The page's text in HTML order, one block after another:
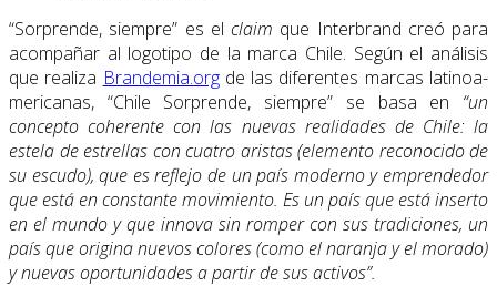
“Sorprende, siempre” es el claim que Interbrand creó para
acompañar al logotipo de la marca Chile. Según el análisis
que realiza Brandemia.orgde las diferentes marcas latinoa­
mericanas, “Chile Sorprende, siempre” se basa en “un
concepto coherente con las nuevas realidades de Chile: la
estela de estrellas con cuatro aristas (elemento reconocido de
su escudo), que es reflejo de un país moderno y emprendedor
que está en constante movimiento. Es un país que está inserto
en el mundo y que innova sin romper con sus tradiciones, un
país que origina nuevos colores (como el naranja y el morado)
y nuevas oportunidades a partir de sus activos”.